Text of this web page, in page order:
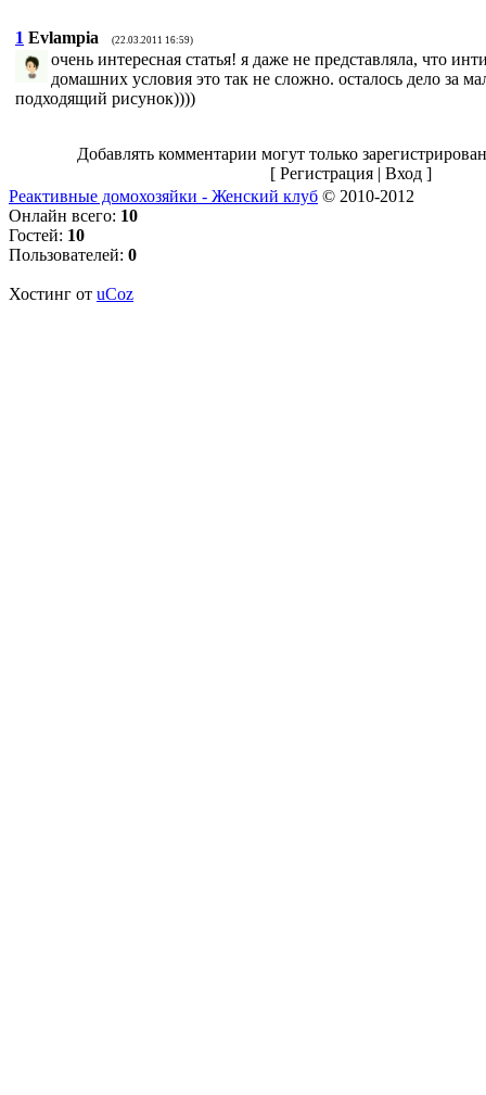
1 Evlampia (22.03.2011 16:59)
очень интересная статья! я даже не представляла, что
домашних условия это так не сложно. осталось дело за
подходящий рисунок))))
Добавлять комментарии могут только
[ Регистрация| Вход]
Реактивные домохозяйки - Женский клуб © 2010-2012
Онлайн всего: 10
Гостей: 10
Пользователей: 0
Хостинг от uCoz